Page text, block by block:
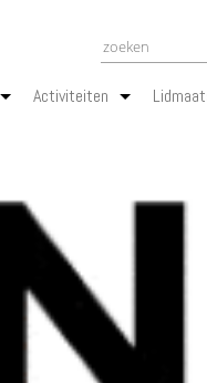
Activiteiten